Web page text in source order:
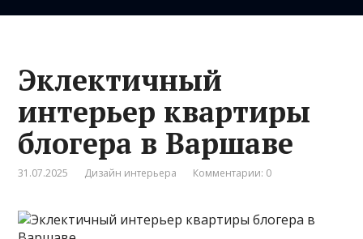
Эклектичный
интерьер квартиры
блогера в Варшаве
31.07.2025 Дизайн интерьера Комментарии: 0